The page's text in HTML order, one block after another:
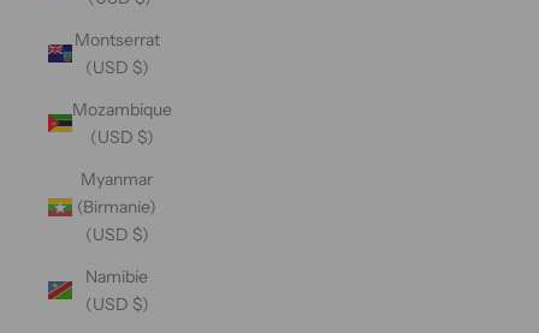
Montserrat
(USD $)
Mozambique
(USD $)
Myanmar
(Birmanie)
(USD $)
Namibie
(USD $)